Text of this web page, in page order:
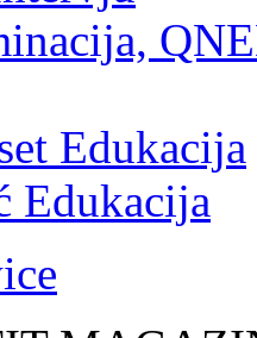
Edukacija
Edukacija